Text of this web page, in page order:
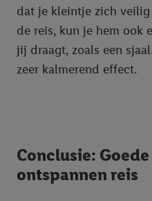
dat je kleintje zich
de reis, kun je hem ook
jij draagt, zoals een
zeer kalmerend effect.
Conclusie:
ontspannen reis
verschillende eindapparaten
diensten worden
en Lidl-diensten, met behulp
met eventuele andere
Criteo S.A. beschikt, aan jou
Door te klikken op "Weigeren",
technisch noodzakelijke